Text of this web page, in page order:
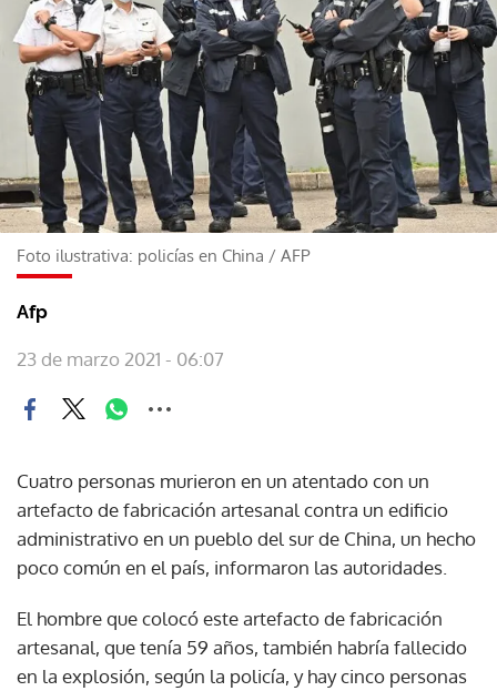
Foto ilustrativa: policías en China / AFP
Afp
23 de marzo 2021 - 06:07
Cuatro personas murieron en un atentado con un
artefacto de fabricación artesanal contra un edificio
administrativo en un pueblo del sur de China, un hecho
poco común en el país, informaron las autoridades.
El hombre que colocó este artefacto de fabricación
artesanal, que tenía 59 años, también habría fallecido
en la explosión, según la policía, y hay cinco personas